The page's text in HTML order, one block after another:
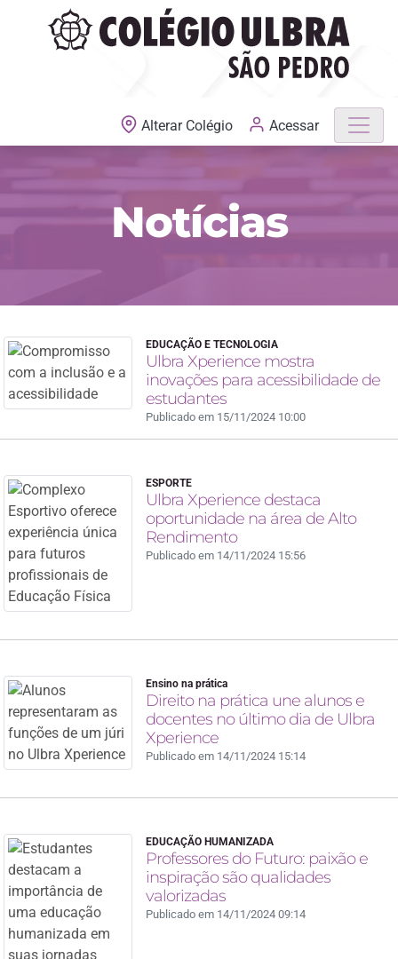
Alterar Colégio Acessar
Notícias
EDUCAÇÃO E TECNOLOGIA
Ulbra Xperience mostra
inovações para acessibilidade de
estudantes
Publicado em 15/11/2024 10:00
ESPORTE
Ulbra Xperience destaca
oportunidade na área de Alto
Rendimento
Publicado em 14/11/2024 15:56
Ensino na prática
Direito na prática une alunos e
docentes no último dia de Ulbra
Xperience
Publicado em 14/11/2024 15:14
EDUCAÇÃO HUMANIZADA
Professores do Futuro: paixão e
inspiração são qualidades
valorizadas
Publicado em 14/11/2024 09:14